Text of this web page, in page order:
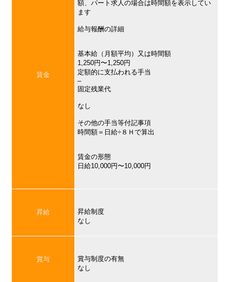
賃金
額、パート求人の場合は時間額を表示してい
ます
給与報酬の詳細
基本給（月額平均）又は時間額
1,250円〜1,250円
定額的に支払われる手当
–
固定残業代
なし
その他の手当等付記事項
時間額＝日給÷８Ｈで算出
賃金の形態
日給10,000円〜10,000円
昇給
昇給制度
なし
賞与
賞与制度の有無
なし